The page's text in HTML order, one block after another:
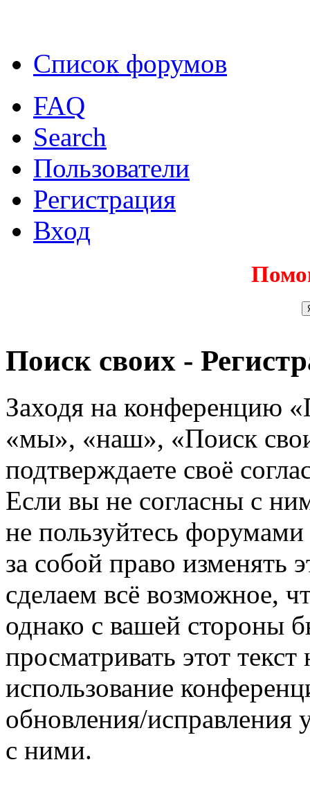
Список форумов
FAQ
Search
Пользователи
Регистрация
Вход
Поиск своих -
Заходя на конференцию
«мы», «наш», «Поиск
подтверждаете своё
Если вы не согласны с
не пользуйтесь
за собой право изменять
сделаем всё возможное,
однако с вашей стороны
просматривать этот
использование
обновления/исправления
с ними.